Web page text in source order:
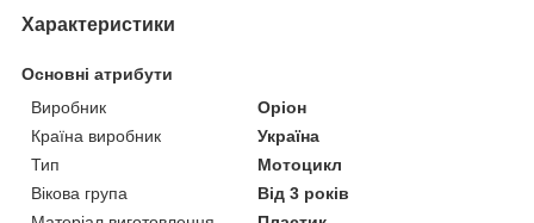
Характеристики
Основні атрибути
Виробник
Оріон
Країна виробник
Україна
Тип
Мотоцикл
Вікова група
Від 3 років